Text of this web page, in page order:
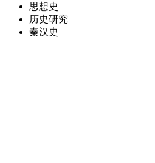
思想史
历史研究
秦汉史